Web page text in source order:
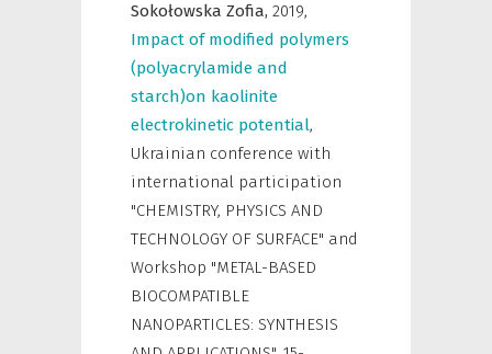
Sokołowska Zofia, 2019,
Impact of modified polymers
(polyacrylamide and
starch)on kaolinite
electrokinetic potential,
Ukrainian conference with
international participation
"CHEMISTRY, PHYSICS AND
TECHNOLOGY OF SURFACE" and
Workshop "METAL-BASED
BIOCOMPATIBLE
NANOPARTICLES: SYNTHESIS